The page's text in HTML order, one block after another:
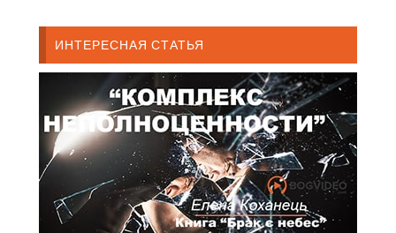
ИНТЕРЕСНАЯ СТАТЬЯ